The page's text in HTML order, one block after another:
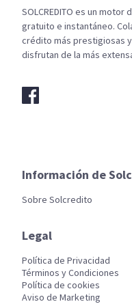
SOLCREDITO es un
gratuito e instantáneo.
crédito más prestigiosas
disfrutan de la más
Información de
Sobre Solcredito
Legal
Política de Privacidad
Términos y Condiciones
Política de cookies
Aviso de Marketing